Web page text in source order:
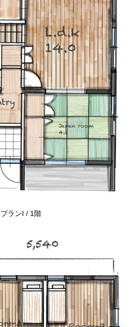
プランI / 1階